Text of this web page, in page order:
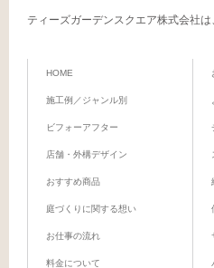
ティーズガーデンスクエア株式会社
HOME
施工例／ジャンル別
ビフォーアフター
店舗・外構デザイン
おすすめ商品
庭づくりに関する想い
お仕事の流れ
料金について